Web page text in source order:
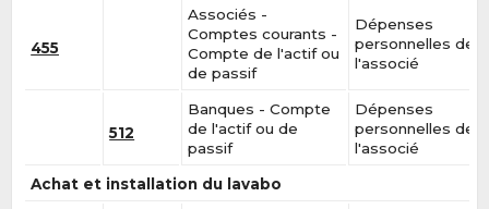
455
Associés -
Comptes courants -
Compte de l'actif ou
de passif
Dépenses
personnelles de
l'associé
512
Banques - Compte
de l'actif ou de
passif
Dépenses
personnelles de
l'associé
Achat et installation du lavabo